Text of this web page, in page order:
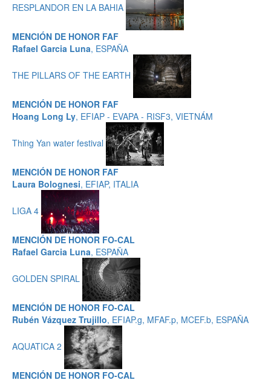
RESPLANDOR EN LA BAHIA
MENCIÓN DE HONOR FAF
Rafael Garcia Luna, ESPAÑA
THE PILLARS OF THE EARTH
MENCIÓN DE HONOR FAF
Hoang Long Ly, EFIAP - EVAPA - RISF3, VIETNÁM
Thing Yan water festival
MENCIÓN DE HONOR FAF
Laura Bolognesi, EFIAP, ITALIA
LIGA 4
MENCIÓN DE HONOR FO-CAL
Rafael Garcia Luna, ESPAÑA
GOLDEN SPIRAL
MENCIÓN DE HONOR FO-CAL
Rubén Vázquez Trujillo, EFIAP.g, MFAF.p, MCEF.b, ESPAÑA
AQUATICA 2
MENCIÓN DE HONOR FO-CAL